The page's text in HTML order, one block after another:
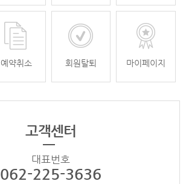
예약취소 회원탈퇴 마이페이지
고객센터
대표번호
062-225-3636